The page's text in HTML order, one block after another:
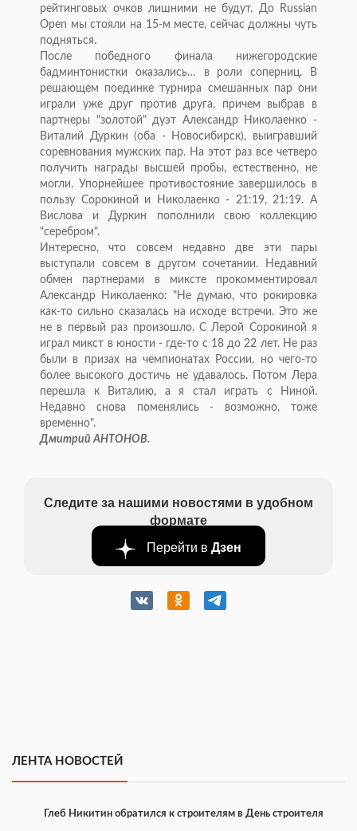
рейтинговых очков лишними не будут. До Russian
Open мы стояли на 15-м месте, сейчас должны чуть
подняться.
После победного финала нижегородские
бадминтонистки оказались… в роли соперниц. В
решающем поединке турнира смешанных пар они
играли уже друг против друга, причем выбрав в
партнеры "золотой" дуэт Александр Николаенко -
Виталий Дуркин (оба - Новосибирск), выигравший
соревнования мужских пар. На этот раз все четверо
получить награды высшей пробы, естественно, не
могли. Упорнейшее противостояние завершилось в
пользу Сорокиной и Николаенко - 21:19, 21:19. А
Вислова и Дуркин пополнили свою коллекцию
"серебром".
Интересно, что совсем недавно две эти пары
выступали совсем в другом сочетании. Недавний
обмен партнерами в миксте прокомментировал
Александр Николаенко: "Не думаю, что рокировка
как-то сильно сказалась на исходе встречи. Это же
не в первый раз произошло. С Лерой Сорокиной я
играл микст в юности - где-то с 18 до 22 лет. Не раз
были в призах на чемпионатах России, но чего-то
более высокого достичь не удавалось. Потом Лера
перешла к Виталию, а я стал играть с Ниной.
Недавно снова поменялись - возможно, тоже
временно".
Дмитрий АНТОНОВ.
Следите за нашими новостями в удобном
формате
Перейти в Дзен
ЛЕНТА НОВОСТЕЙ
Глеб Никитин обратился к строителям в День строителя